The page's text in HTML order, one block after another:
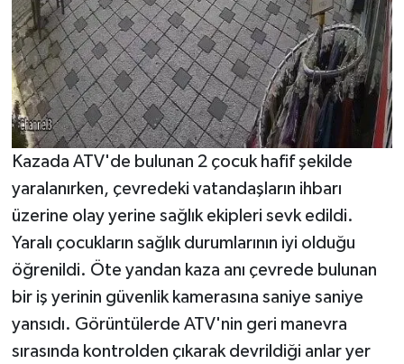
Kazada ATV'de bulunan 2 çocuk hafif şekilde
yaralanırken, çevredeki vatandaşların ihbarı
üzerine olay yerine sağlık ekipleri sevk edildi.
Yaralı çocukların sağlık durumlarının iyi olduğu
öğrenildi. Öte yandan kaza anı çevrede bulunan
bir iş yerinin güvenlik kamerasına saniye saniye
yansıdı. Görüntülerde ATV'nin geri manevra
sırasında kontrolden çıkarak devrildiği anlar yer